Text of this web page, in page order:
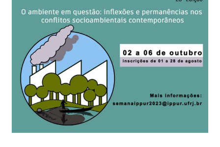
Buscar
resultados
para: